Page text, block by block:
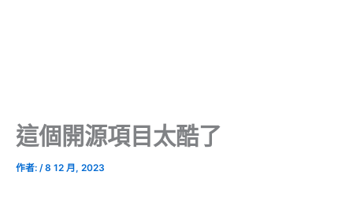
這個開源項目太酷了
作者: /8 12 月, 2023